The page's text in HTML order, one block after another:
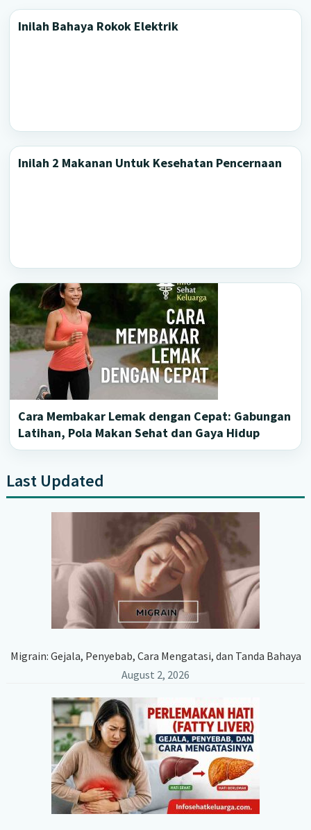
Inilah Bahaya Rokok Elektrik
Inilah 2 Makanan Untuk Kesehatan Pencernaan
Cara Membakar Lemak dengan Cepat: Gabungan
Latihan, Pola Makan Sehat dan Gaya Hidup
Primary
Sidebar
Last Updated
Migrain: Gejala, Penyebab, Cara Mengatasi, dan Tanda Bahaya
August 2, 2026